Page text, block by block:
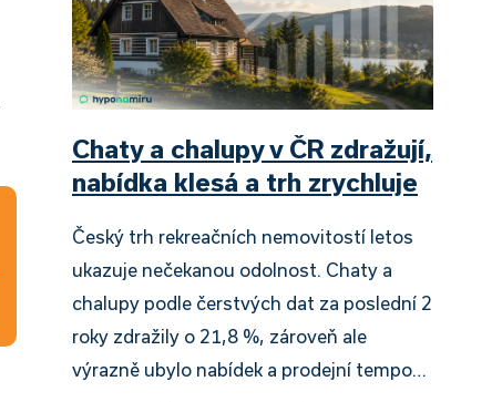
Chaty a chalupy v ČR zdražují,
nabídka klesá a trh zrychluje
Český trh rekreačních nemovitostí letos
ukazuje nečekanou odolnost. Chaty a
chalupy podle čerstvých dat za poslední 2
roky zdražily o 21,8 %, zároveň ale
výrazně ubylo nabídek a prodejní tempo…